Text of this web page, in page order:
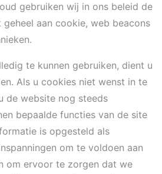
gebruiken wij in ons beleid de
aan cookie, web beacons
te kunnen gebruiken, dient u
Als u cookies niet wenst in te
de website nog steeds
bepaalde functies van de site
is opgesteld als
om te voldoen aan
om ervoor te zorgen dat we